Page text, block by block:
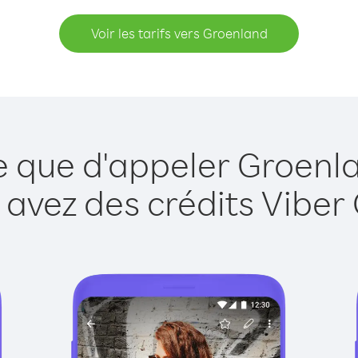
Voir les tarifs vers Groenland
que d'appeler
des crédits Viber